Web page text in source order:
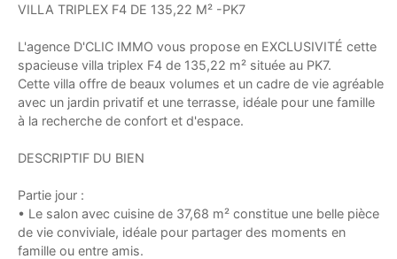
VILLA TRIPLEX F4 DE 135,22 M² -PK7
L'agence D'CLIC IMMO vous propose en EXCLUSIVITÉ cette
spacieuse villa triplex F4 de 135,22 m² située au PK7.
Cette villa offre de beaux volumes et un cadre de vie agréable
avec un jardin privatif et une terrasse, idéale pour une famille
à la recherche de confort et d'espace.
DESCRIPTIF DU BIEN
Partie jour :
• Le salon avec cuisine de 37,68 m² constitue une belle pièce
de vie conviviale, idéale pour partager des moments en
famille ou entre amis.